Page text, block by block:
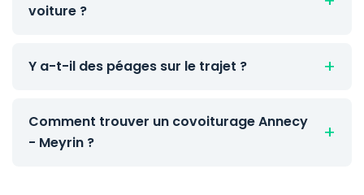
voiture ?
Y a-t-il des péages sur le trajet ?
Comment trouver un covoiturage Annecy
- Meyrin ?